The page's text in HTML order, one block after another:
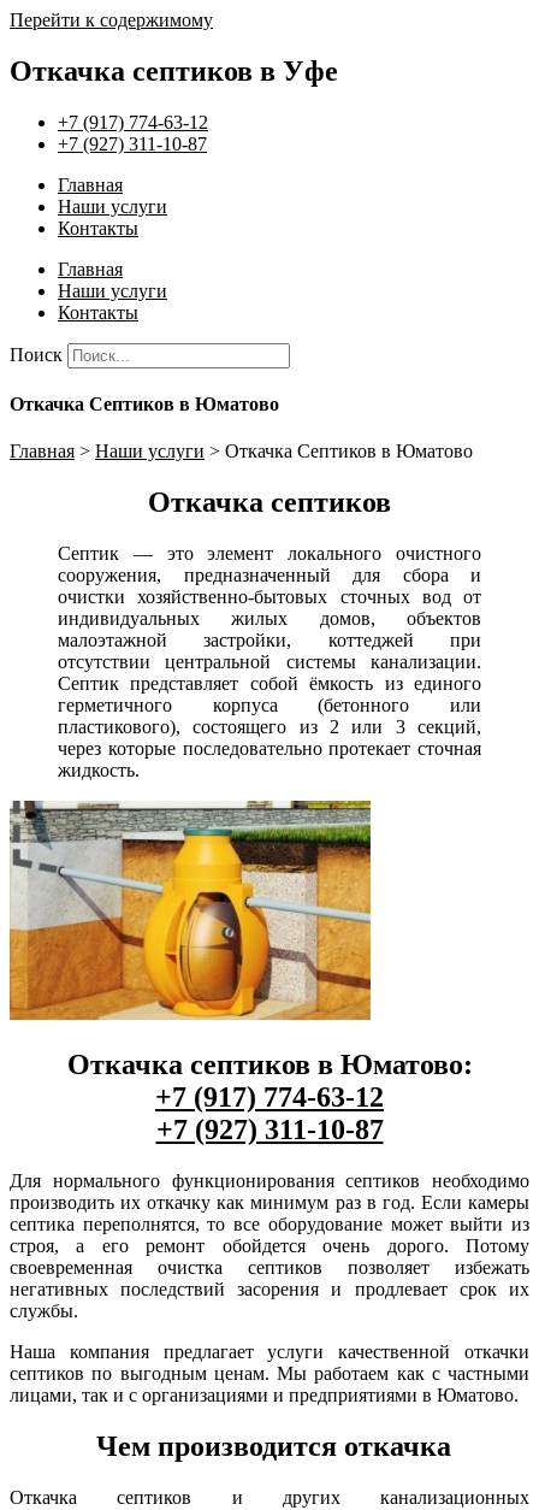
Перейти к содержимому
Откачка септиков в Уфе
+7 (917) 774-63-12
+7 (927) 311-10-87
Главная
Наши услуги
Контакты
Главная
Наши услуги
Контакты
Поиск
Откачка Септиков в Юматово
Главная > Наши услуги > Откачка Септиков в Юматово
Откачка септиков
Септик — это элемент локального очистного
сооружения, предназначенный для сбора и
очистки хозяйственно-бытовых сточных вод от
индивидуальных жилых домов, объектов
малоэтажной застройки, коттеджей при
отсутствии центральной системы канализации.
Септик представляет собой ёмкость из единого
герметичного корпуса (бетонного или
пластикового), состоящего из 2 или 3 секций,
через которые последовательно протекает сточная
жидкость.
Откачка септиков в Юматово:
+7 (917) 774-63-12
+7 (927) 311-10-87
Для нормального функционирования септиков необходимо
производить их откачку как минимум раз в год. Если камеры
септика переполнятся, то все оборудование может выйти из
строя, а его ремонт обойдется очень дорого. Потому
своевременная очистка септиков позволяет избежать
негативных последствий засорения и продлевает срок их
службы.
Наша компания предлагает услуги качественной откачки
септиков по выгодным ценам. Мы работаем как с частными
лицами, так и с организациями и предприятиями в Юматово.
Чем производится откачка
Откачка септиков и других канализационных